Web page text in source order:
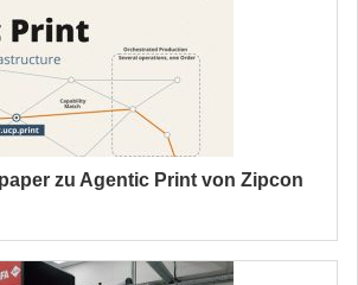
zu Agentic Print von Zipcon